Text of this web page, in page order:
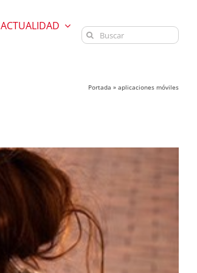
ACTUALIDAD
Buscar:
Portada » aplicaciones móviles